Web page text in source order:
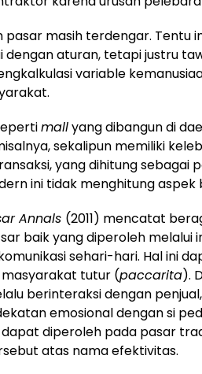
masih terdengar. Tentu
aturan, tetapi justru
variable
mallyang dibangun di
sekalipun memiliki
yang dihitung sebagai
ini tidak menghitung aspek
Annals (2011) mencatat
baik yang diperoleh melalui
sehari-hari. Hal ini
tutur (paccarita).
berinteraksi dengan
emosional dengan si
diperoleh pada pasar
atas nama efektivitas.